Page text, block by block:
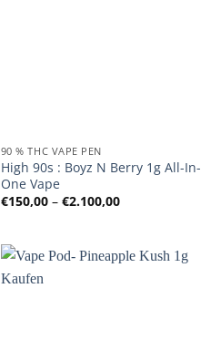
90 % THC VAPE PEN
High 90s : Boyz N Berry 1g All-In-
One Vape
€150,00 – €2.100,00Preisspanne: